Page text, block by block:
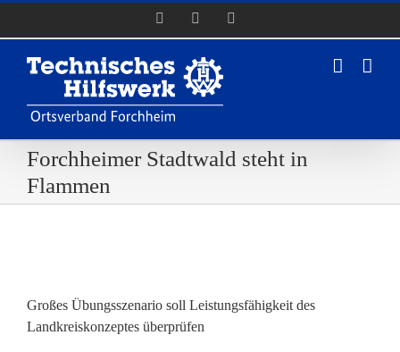
FacebookInstagram
Forchheimer Stadtwald steht in
Flammen
Bild
Großes Übungsszenario soll Leistungsfähigkeit des
Landkreiskonzeptes überprüfen